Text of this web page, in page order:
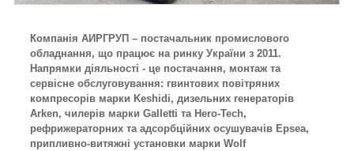
Компанія АИРГРУП – постачальник промислового
обладнання, що працює на ринку України з 2011.
Напрямки діяльності - це постачання, монтаж та
сервісне обслуговування: гвинтових повітряних
компресорів марки Keshidi, дизельних генераторів
Arken, чилерів марки Galletti та Hero-Tech,
рефрижераторних та адсорбційних осушувачів Epsea,
припливно-витяжні установки марки Wolf